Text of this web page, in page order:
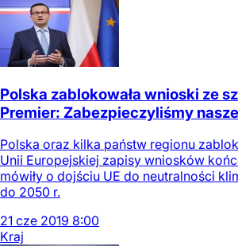
Polska zablokowała wnioski ze
Premier: Zabezpieczyliśmy
Polska oraz kilka państw regionu
Unii Europejskiej zapisy wniosków
mówiły o dojściu UE do neutralności
do 2050 r.
21 cze 2019 8:00
Kraj